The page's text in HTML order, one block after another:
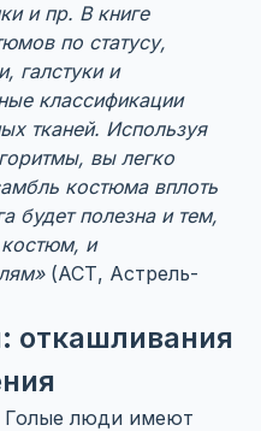
и пр. В книге
по статусу,
галстуки и
классификации
тканей. Используя
вы легко
костюма вплоть
будет полезна и тем,
костюм, и
(АСТ, Астрель-
откашливания
Голые люди имеют